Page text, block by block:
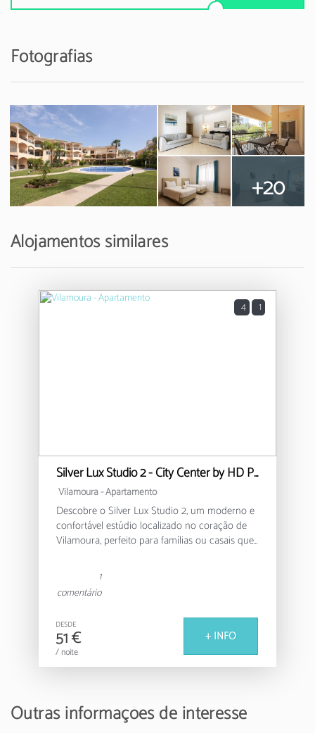
Fotografias
+20
Alojamentos similares
4 1
Silver Lux Studio 2 - City Center by HD PROPERTIES
Vilamoura -Apartamento
Descobre o Silver Lux Studio 2, um moderno e
confortável estúdio localizado no coração de
Vilamoura, perfeito para famílias ou casais que
Este acolhedor apartamento de 30m² oferece
um ambiente funcional e bem equipado, com
capacidade para até 4 pessoas. Conta com um
quarto com uma cama de casal e um sofá-
cama adicional, garantindo um espaço versátil
e confortável para todos os hóspedes.
permite-te preparar refeições deliciosas, com
eletrodomésticos modernos como frigorífico,
1
comentário
DESDE
51 €
/ noite
+ INFO
Outras informações de interesse